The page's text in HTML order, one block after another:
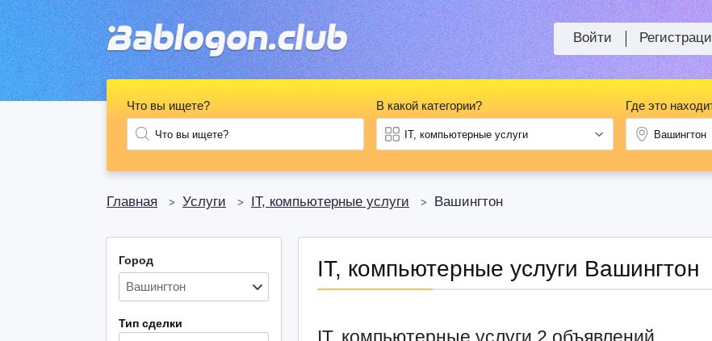
Войти
Главная > Услуги > IT, компьютерные услуги > Вашингтон
Что вы ищете? В какой категории? Где это
Город
Тип сделки
IT, компьютерные услуги Вашингтон